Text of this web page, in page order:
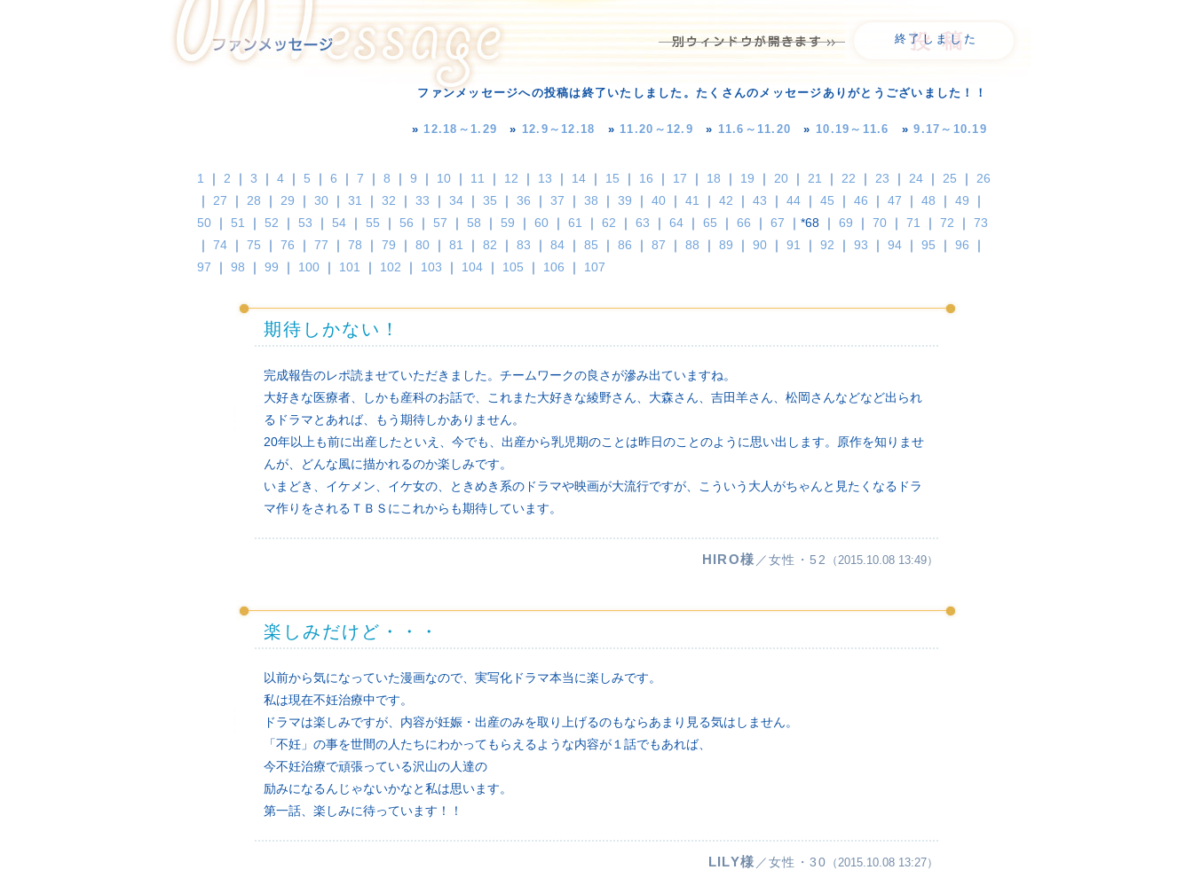
終了しました
ファンメッセージへの投稿は終了いたしました。たくさんのメッセージありがとうございました！！
»12.18～1.29 » 12.9～12.18 »11.20～12.9 » 11.6～11.20 » 10.19～11.6 »9.17～10.19
1 ｜ 2 ｜ 3 ｜ 4 ｜ 5 ｜ 6 ｜ 7 ｜ 8 ｜ 9 ｜ 10 ｜ 11 ｜ 12 ｜ 13 ｜ 14 ｜ 15 ｜ 16 ｜ 17 ｜ 18 ｜ 19 ｜ 20 ｜ 21 ｜ 22 ｜ 23 ｜ 24 ｜ 25 ｜ 26
｜ 27 ｜ 28 ｜ 29 ｜ 30 ｜ 31 ｜ 32 ｜ 33 ｜ 34 ｜ 35 ｜ 36 ｜ 37 ｜ 38 ｜ 39 ｜ 40 ｜ 41 ｜ 42 ｜ 43 ｜ 44 ｜ 45 ｜ 46 ｜ 47 ｜ 48 ｜ 49 ｜
50 ｜ 51 ｜ 52 ｜ 53 ｜ 54 ｜ 55 ｜ 56 ｜ 57 ｜ 58 ｜ 59 ｜ 60 ｜ 61 ｜ 62 ｜ 63 ｜ 64 ｜ 65 ｜ 66 ｜ 67 ｜*68 ｜ 69 ｜ 70 ｜ 71 ｜ 72 ｜ 73
｜ 74 ｜ 75 ｜ 76 ｜ 77 ｜ 78 ｜ 79 ｜ 80 ｜ 81 ｜ 82 ｜ 83 ｜ 84 ｜ 85 ｜ 86 ｜ 87 ｜ 88 ｜ 89 ｜ 90 ｜ 91 ｜ 92 ｜ 93 ｜ 94 ｜ 95 ｜ 96 ｜
97 ｜ 98 ｜ 99 ｜ 100 ｜ 101 ｜ 102 ｜ 103 ｜ 104 ｜ 105 ｜ 106 ｜ 107
期待しかない！
完成報告のレポ読ませていただきました。チームワークの良さが滲み出ていますね。
大好きな医療者、しかも産科のお話で、これまた大好きな綾野さん、大森さん、吉田羊さん、松岡さんなどなど出られ
るドラマとあれば、もう期待しかありません。
20年以上も前に出産したといえ、今でも、出産から乳児期のことは昨日のことのように思い出します。原作を知りませ
んが、どんな風に描かれるのか楽しみです。
いまどき、イケメン、イケ女の、ときめき系のドラマや映画が大流行ですが、こういう大人がちゃんと見たくなるドラ
マ作りをされるＴＢＳにこれからも期待しています。
HIRO様 ／女性・52 （2015.10.08 13:49）
楽しみだけど・・・
以前から気になっていた漫画なので、実写化ドラマ本当に楽しみです。
私は現在不妊治療中です。
ドラマは楽しみですが、内容が妊娠・出産のみを取り上げるのもならあまり見る気はしません。
「不妊」の事を世間の人たちにわかってもらえるような内容が１話でもあれば、
今不妊治療で頑張っている沢山の人達の
励みになるんじゃないかなと私は思います。
第一話、楽しみに待っています！！
LILY様 ／女性・30 （2015.10.08 13:27）